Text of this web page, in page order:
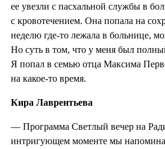
ее увезли с пасхальной службы в
с кровотечением. Она попала на
неделю где-то лежала в больнице,
Но суть в том, что у меня был
Я попал в семью отца Максима
на какое-то время.
Кира Лаврентьева
— Программа Светлый вечер на
интригующем моменте мы